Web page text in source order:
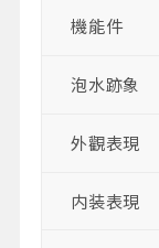
機能件
泡水跡象
外觀表現
内装表現